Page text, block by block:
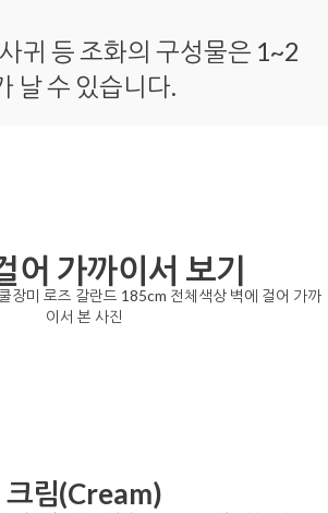
귀 등 조화의 구성물은 1~2
날 수 있습니다.
어 가까이서 보기
크림(Cream)